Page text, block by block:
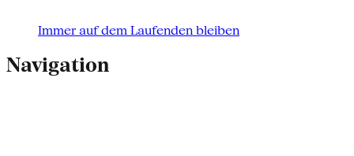
Immer auf dem Laufenden bleiben
Navigation